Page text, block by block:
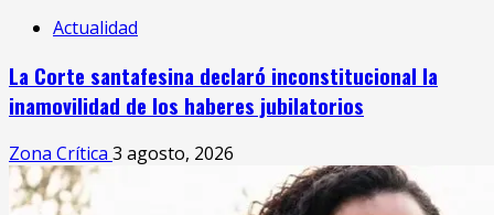
Actualidad
La Corte santafesina declaró inconstitucional la
inamovilidad de los haberes jubilatorios
Zona Crítica 3 agosto, 2026